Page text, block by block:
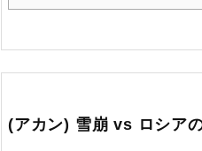
(アカン) 雪崩 vs ロシア